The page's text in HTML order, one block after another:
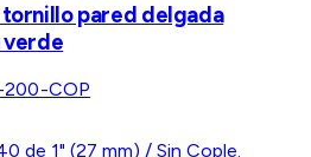
pared delgada
verde
200-COP